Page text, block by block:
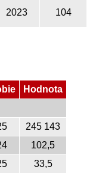
2023 104
Hodnota
245 143
102,5
33,5